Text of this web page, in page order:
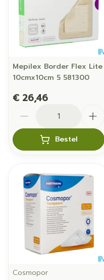
Mepilex Border Flex Lite
10cmx10cm 5 581300
€ 26,46
Bestel
Cosmopor